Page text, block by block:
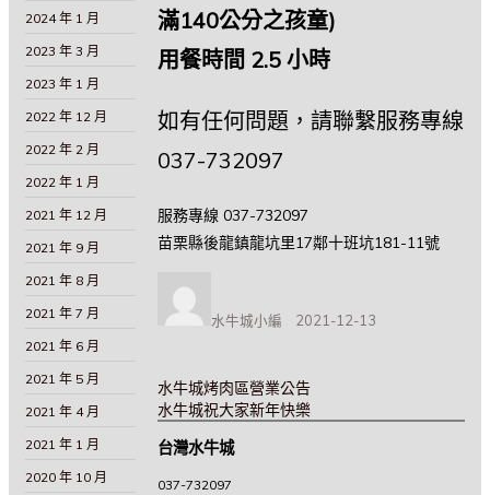
滿140公分之孩童)
用餐時間 2.5 小時
如有任何問題，請聯繫服務專線
037-732097
服務專線 037-732097
苗栗縣後龍鎮龍坑里17鄰十班坑181-11號
水牛城小編
發
期:
2021-12-13
文
章
上
一
文
水牛城烤肉區營業公告
下
篇
水牛城祝大家新年快樂
台灣水牛城
037-732097
2024 年 1 月
2023 年 3 月
2023 年 1 月
2022 年 12 月
2022 年 2 月
2022 年 1 月
2021 年 12 月
2021 年 9 月
2021 年 8 月
2021 年 7 月
2021 年 6 月
2021 年 5 月
2021 年 4 月
2021 年 1 月
2020 年 10 月